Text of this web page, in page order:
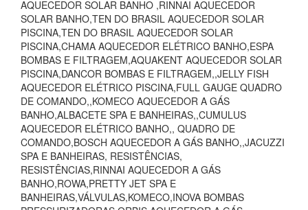
AQUECEDOR SOLAR BANHO ,RINNAI AQUECEDOR
SOLAR BANHO,TEN DO BRASIL AQUECEDOR SOLAR
PISCINA,TEN DO BRASIL AQUECEDOR SOLAR
PISCINA,CHAMA AQUECEDOR ELÉTRICO BANHO,ESPA
BOMBAS E FILTRAGEM,AQUAKENT AQUECEDOR SOLAR
PISCINA,DANCOR BOMBAS E FILTRAGEM,,JELLY FISH
AQUECEDOR ELÉTRICO PISCINA,FULL GAUGE QUADRO
DE COMANDO,,KOMECO AQUECEDOR A GÁS
BANHO,ALBACETE SPA E BANHEIRAS,,CUMULUS
AQUECEDOR ELÉTRICO BANHO,, QUADRO DE
COMANDO,BOSCH AQUECEDOR A GÁS BANHO,,JACUZZI
SPA E BANHEIRAS, RESISTÊNCIAS,
RESISTÊNCIAS,RINNAI AQUECEDOR A GÁS
BANHO,ROWA,PRETTY JET SPA E
BANHEIRAS,VÁLVULAS,KOMECO,INOVA BOMBAS